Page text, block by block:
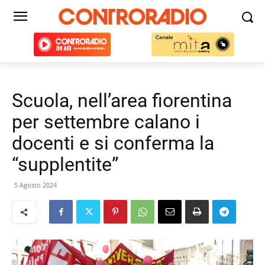
Scuola, nell’area fiorentina
per settembre calano i
docenti e si conferma la
“supplentite”
5 Agosto 2024